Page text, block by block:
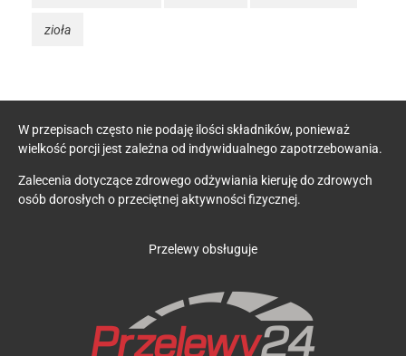
zioła
W przepisach często nie podaję ilości składników, ponieważ
wielkość porcji jest zależna od indywidualnego zapotrzebowania.
Zalecenia dotyczące zdrowego odżywiania kieruję do zdrowych
osób dorosłych o przeciętnej aktywności fizycznej.
Przelewy obsługuje